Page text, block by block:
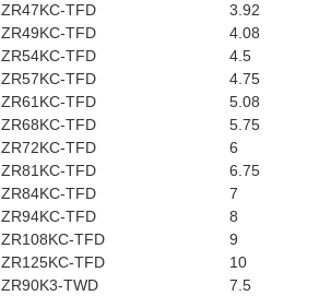
ZR47KC-TFD
3.92
ZR49KC-TFD
4.08
ZR54KC-TFD
4.5
ZR57KC-TFD
4.75
ZR61KC-TFD
5.08
ZR68KC-TFD
5.75
ZR72KC-TFD
6
ZR81KC-TFD
6.75
ZR84KC-TFD
7
ZR94KC-TFD
8
ZR108KC-TFD
9
ZR125KC-TFD
10
ZR90K3-TWD
7.5